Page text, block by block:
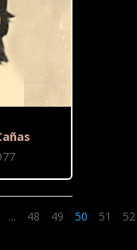
... 48 49 50 51 52